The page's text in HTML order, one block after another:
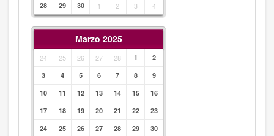
28
29 30 1 2 3 4
Marzo 2025
24 25 26 27 28 1
2
3
4 5 6 7 8
9
10
11 12 13 14 15
16
17
18 19 20 21 22
23
24
25 26 27 28 29
30